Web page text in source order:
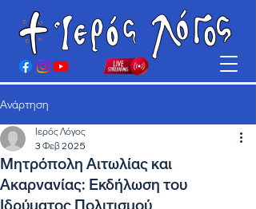
Ανάρτηση
Μητρόπολη Αιτωλίας και
Ακαρνανίας: Εκδήλωση του
Ιδρύματος Πολιτισμού
Ιερός Λόγος
3 Φεβ 2025